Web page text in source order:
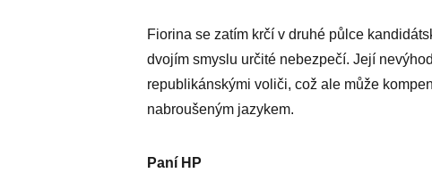
Fiorina se zatím krčí v druhé půlce
dvojím smyslu určité nebezpečí. Její
republikánskými voliči, což ale může
nabroušeným jazykem.
Paní HP